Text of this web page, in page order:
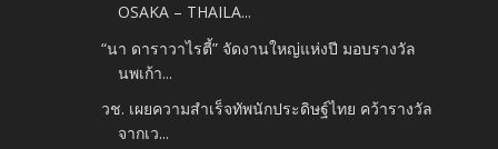
OSAKA – THAILA...
“นา ดาราวาไรตี้” จัดงานใหญ่แห่งปี มอบรางวัล
นพเก้า...
วช. เผยความสำเร็จทัพนักประดิษฐ์ไทย คว้ารางวัล
จากเว...